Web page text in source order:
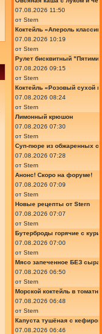
07.08.2026 11:50
от Stern
Коктейль «Апероль
07.08.2026 10:19
от Stern
Рулет бисквитный
07.08.2026 09:15
от Stern
Коктейль «Розовый сухой
07.08.2026 08:24
от Stern
Лимонный крюшон
07.08.2026 07:30
от Stern
Суп-пюре из обжаренных
07.08.2026 07:28
от Stern
Анонс! Скоро на форуме!
07.08.2026 07:09
от Stern
Новые рецепты от Stern
07.08.2026 07:07
от Stern
Бутерброды горячие с
07.08.2026 07:00
от Stern
Мясо запеченное БЕЗ сыра
07.08.2026 06:50
от Stern
Морской коктейль в
07.08.2026 06:48
от Stern
Капуста тушёная с кефиром
07.08.2026 06:46